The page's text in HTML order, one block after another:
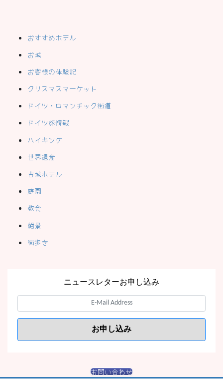
おすすめホテル
お城
お客様の体験記
クリスマスマーケット
ドイツ・ロマンチック街道
ドイツ旅情報
ハイキング
世界遺産
古城ホテル
庭園
教会
絶景
街歩き
ニュースレターお申し込み
お問い合わせ